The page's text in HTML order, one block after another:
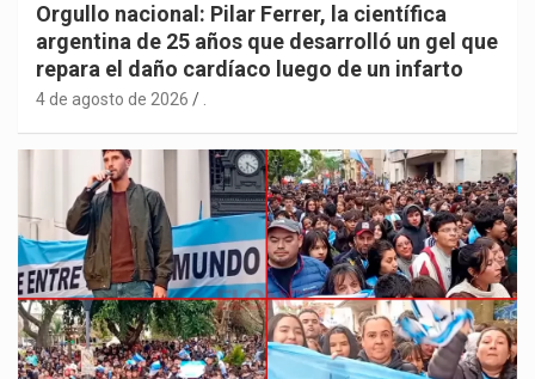
Orgullo nacional: Pilar Ferrer, la científica
argentina de 25 años que desarrolló un gel que
repara el daño cardíaco luego de un infarto
4 de agosto de 2026 .